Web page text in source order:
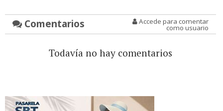
Comentarios Accede para comentar
como usuario
Todavía no hay comentarios